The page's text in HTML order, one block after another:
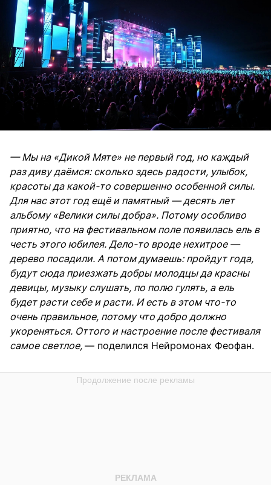
— Мы на «Дикой Мяте» не первый год, но каждый
раз диву даёмся: сколько здесь радости, улыбок,
красоты да какой-то совершенно особенной силы.
Для нас этот год ещё и памятный — десять лет
альбому «Велики силы добра». Потому особливо
приятно, что на фестивальном поле появилась ель в
честь этого юбилея. Дело-то вроде нехитрое —
дерево посадили. А потом думаешь: пройдут года,
будут сюда приезжать добры молодцы да красны
девицы, музыку слушать, по полю гулять, а ель
будет расти себе и расти. И есть в этом что-то
очень правильное, потому что добро должно
укореняться. Оттого и настроение после фестиваля
самое светлое, — поделился Нейромонах Феофан.